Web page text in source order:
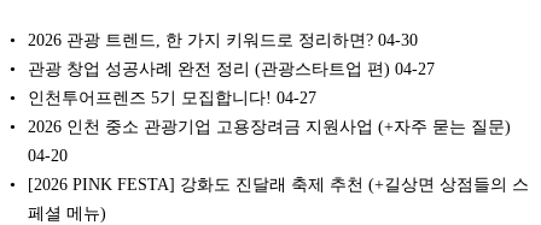
2026 관광 트렌드, 한 가지 키워드로 정리하면? 04-30
관광 창업 성공사례 완전 정리 (관광스타트업 편) 04-27
인천투어프렌즈 5기 모집합니다! 04-27
2026 인천 중소 관광기업 고용장려금 지원사업 (+자주 묻는 질문)
04-20
[2026 PINK FESTA] 강화도 진달래 축제 추천 (+길상면 상점들의 스
페셜 메뉴)